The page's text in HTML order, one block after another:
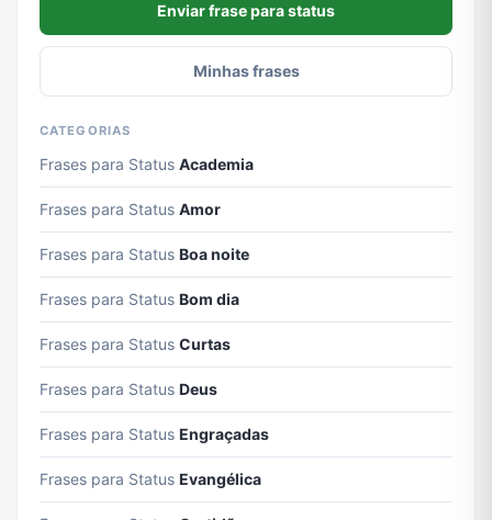
Enviar frase para status
Minhas frases
CATEGORIAS
Frases para Status Academia
Frases para Status Amor
Frases para Status Boa noite
Frases para Status Bom dia
Frases para Status Curtas
Frases para Status Deus
Frases para Status Engraçadas
Frases para Status Evangélica